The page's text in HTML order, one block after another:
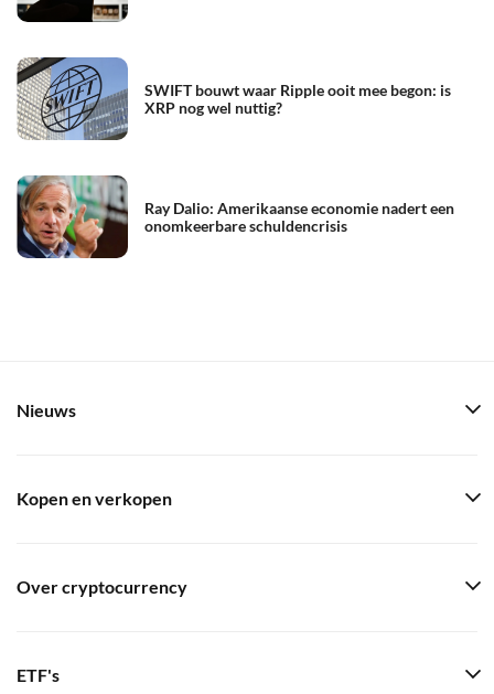
SWIFT bouwt waar Ripple ooit mee begon: is
XRP nog wel nuttig?
Ray Dalio: Amerikaanse economie nadert een
onomkeerbare schuldencrisis
Nieuws
Kopen en verkopen
Over cryptocurrency
ETF's